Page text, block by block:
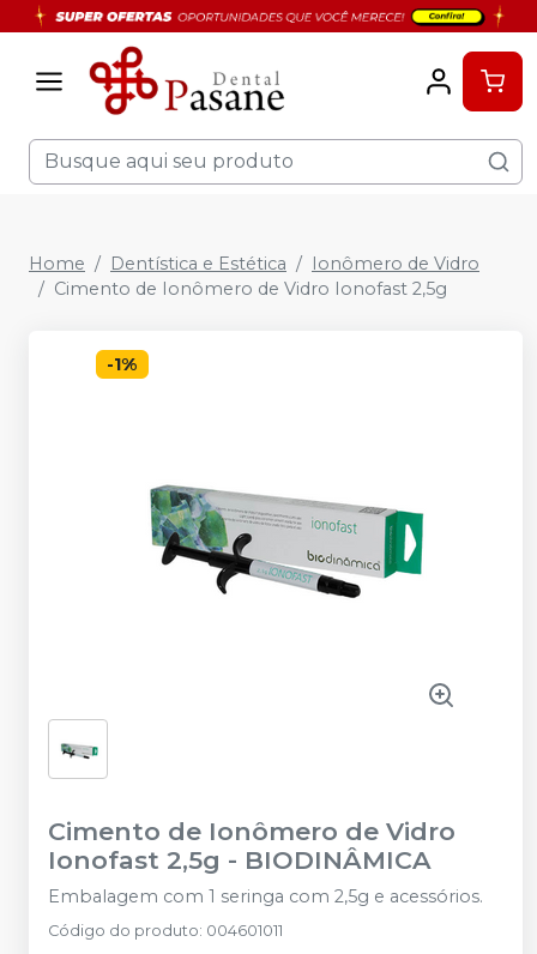
Home Dentística e Estética
Ionômero de Vidro
Cimento de Ionômero de Vidro Ionofast 2,5g
-1%
Cimento de Ionômero de Vidro
Ionofast 2,5g - BIODINÂMICA
Embalagem com 1 seringa com 2,5g e acessórios.
Código do produto: 004601011